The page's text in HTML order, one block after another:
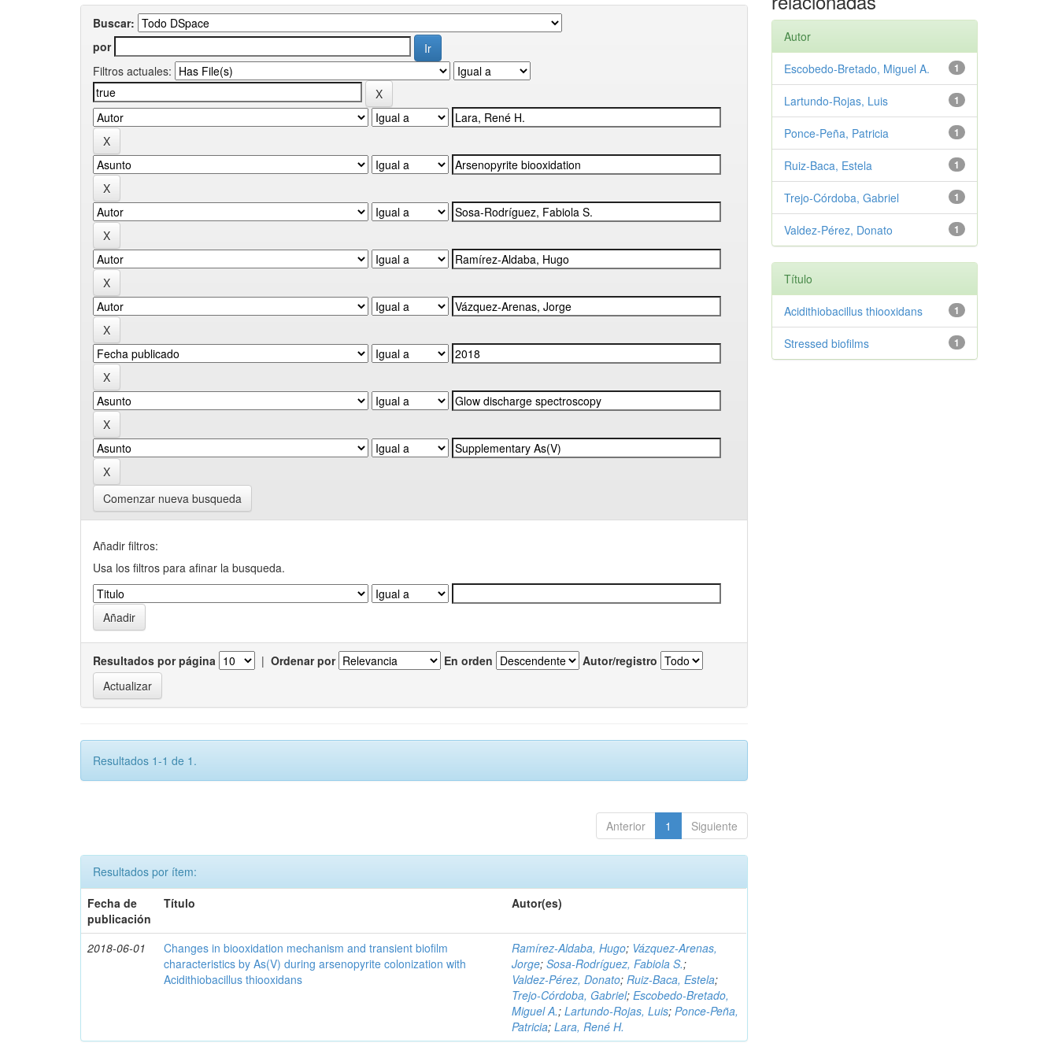
Buscar:
por
Filtros actuales:
Comenzar nueva busqueda
Añadir filtros:
Usa los filtros para afinar la busqueda.
Resultados por página | Ordenar por En orden Autor/registro
Resultados 1-1 de 1.
Anterior 1 Siguiente
Resultados por ítem:
Fecha de
publicación
Título Autor(es)
2018-06-01
Changes in biooxidation mechanism and transient biofilm
characteristics by As(V) during arsenopyrite colonization with
Acidithiobacillus thiooxidans
Ramírez‑Aldaba, Hugo; Vázquez‑Arenas,
Jorge;Sosa‑Rodríguez, Fabiola S.;
Valdez‑Pérez, Donato;Ruiz‑Baca, Estela;
Trejo‑Córdoba, Gabriel;Escobedo‑Bretado,
Miguel A.;Lartundo‑Rojas, Luis;Ponce‑Peña,
Patricia;Lara, René H.
Autor
1
Escobedo‑Bretado, Miguel A.
1
Lartundo‑Rojas, Luis
1
Ponce‑Peña, Patricia
1
Ruiz‑Baca, Estela
1
Trejo‑Córdoba, Gabriel
1
Valdez‑Pérez, Donato
Título
1
Acidithiobacillus thiooxidans
1
Stressed biofilms